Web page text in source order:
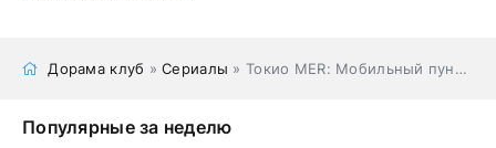
Дорама клуб »Сериалы » Токио MER: Мобильный пункт скорой помощи
Популярные за неделю